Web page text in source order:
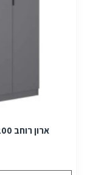
ארון רוחב 200 ס"מ גוון אפור דגם ביס-סידרת פרמיום